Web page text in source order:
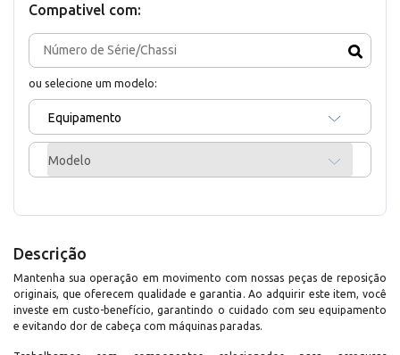
Compativel com:
ou selecione um modelo:
Equipamento
Modelo
Descrição
Mantenha sua operação em movimento com nossas peças de reposição
originais, que oferecem qualidade e garantia. Ao adquirir este item, você
investe em custo-benefício, garantindo o cuidado com seu equipamento
e evitando dor de cabeça com máquinas paradas.